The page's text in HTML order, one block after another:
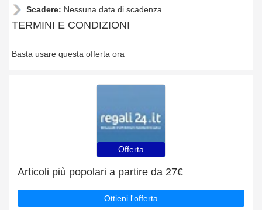
Scadere: Nessuna data di scadenza
TERMINI E CONDIZIONI
Basta usare questa offerta ora
Offerta
Articoli più popolari a partire da 27€
Ottieni l'offerta